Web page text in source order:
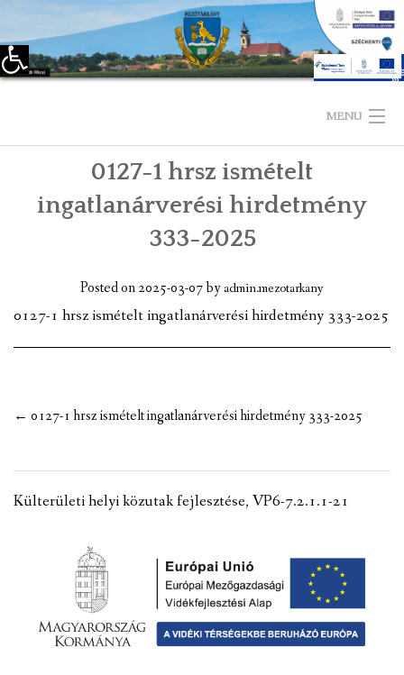
Eszköztár megnyitása
MENU
KEZDŐLAP
TELEPÜLÉSÜNKRŐL
ÖNKORMÁNYZAT
NEMZETISÉGI ÖNKORMÁNYZAT
PÁLYÁZATOK
HIRDETMÉNYEK
ÓVODA ÉS MINI BÖLCSŐDE
0127-1 hrsz ismételt
ingatlanárverési hirdetmény
333-2025
Posted on2025-03-07byadmin.mezotarkany
0127-1 hrsz ismételt ingatlanárverési hirdetmény 333-2025
Post
← 0127-1 hrsz ismételt ingatlanárverési hirdetmény 333-2025
Külterületi helyi közutak fejlesztése, VP6-7.2.1.1-21